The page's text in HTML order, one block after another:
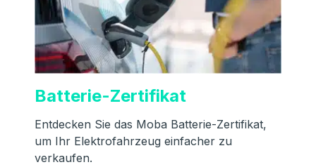
Batterie-Zertifikat
Entdecken Sie das Moba Batterie-Zertifikat,
um Ihr Elektrofahrzeug einfacher zu
verkaufen.